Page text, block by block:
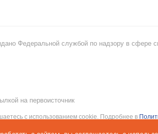
Федеральной службой по надзору в сфере
на первоисточник
с использованием cookie. Подробнее в